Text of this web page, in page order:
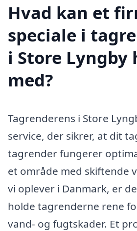
Hvad kan et
speciale i
i Store
med?
Tagrenderens i Store
service, der sikrer, at dit
tagrender fungerer
et område med skiftende
vi oplever i Danmark, er
holde tagrenderne rene
vand- og fugtskader. Et